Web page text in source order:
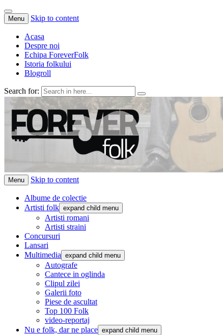
Menu Skip to content
Acasa
Despre noi
Echipa ForeverFolk
Istoria folkului
Blogroll
Search for:
ForeverFolk
Muzica sufletului tau
Menu Skip to content
Albume de colectie
Artisti folk expand child menu
Artisti romani
Artisti straini
Concursuri
Lansari
Multimedia expand child menu
Autografe
Cantece in oglinda
Clipul zilei
Galerii foto
Piese de ascultat
Top 100 Folk
video-reportaj
Nu e folk, dar ne place expand child menu